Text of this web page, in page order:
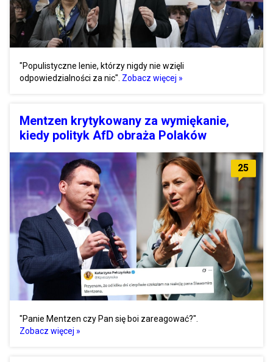
"Populistyczne lenie, którzy nigdy nie wzięli
odpowiedzialności za nic". Zobacz więcej »
Mentzen krytykowany za wymiękanie,
kiedy polityk AfD obraża Polaków
25
"Panie Mentzen czy Pan się boi zareagować?".
Zobacz więcej »